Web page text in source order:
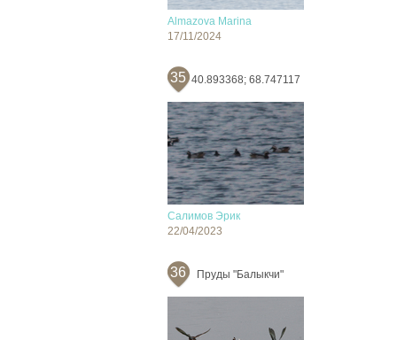
Almazova Marina
17/11/2024
35 40.893368; 68.747117
Салимов Эрик
22/04/2023
36 Пруды "Балыкчи"